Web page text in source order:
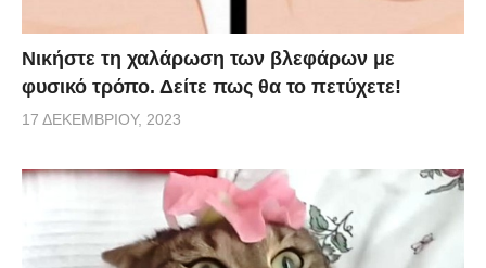
Νικήστε τη χαλάρωση των βλεφάρων με
φυσικό τρόπο. Δείτε πως θα το πετύχετε!
17 ΔΕΚΕΜΒΡΊΟΥ, 2023